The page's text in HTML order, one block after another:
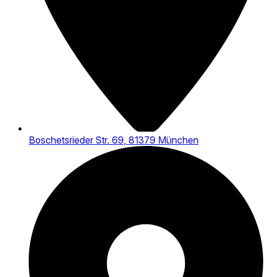
Boschetsrieder Str. 69, 81379 München